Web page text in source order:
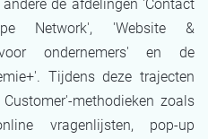
de afdelingen 'Contact
Network', 'Website &
ondernemers' en de
Tijdens deze trajecten
methodieken zoals
vragenlijsten, pop-up